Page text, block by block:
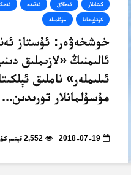
كىتابلار ئەخلاق ئەقىدە
كۇتۇپخانا مۇئامىلە
خوشخەۋەر: ئۇستاز
ئالىمنىڭ «لازىملىق
ئىلىملەر» ناملىق
مۇسۇلمانلار تورىدىن...
2018-07-19 2,552 قېتىم كۆرۈلدى